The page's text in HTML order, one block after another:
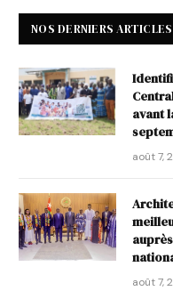
NOS DERNIERS ARTICLES
avant
août 7,
août 7,